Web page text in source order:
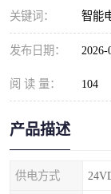
关键词： 智能
发布日期： 2026-
阅 读 量： 104
产品描述
供电方式